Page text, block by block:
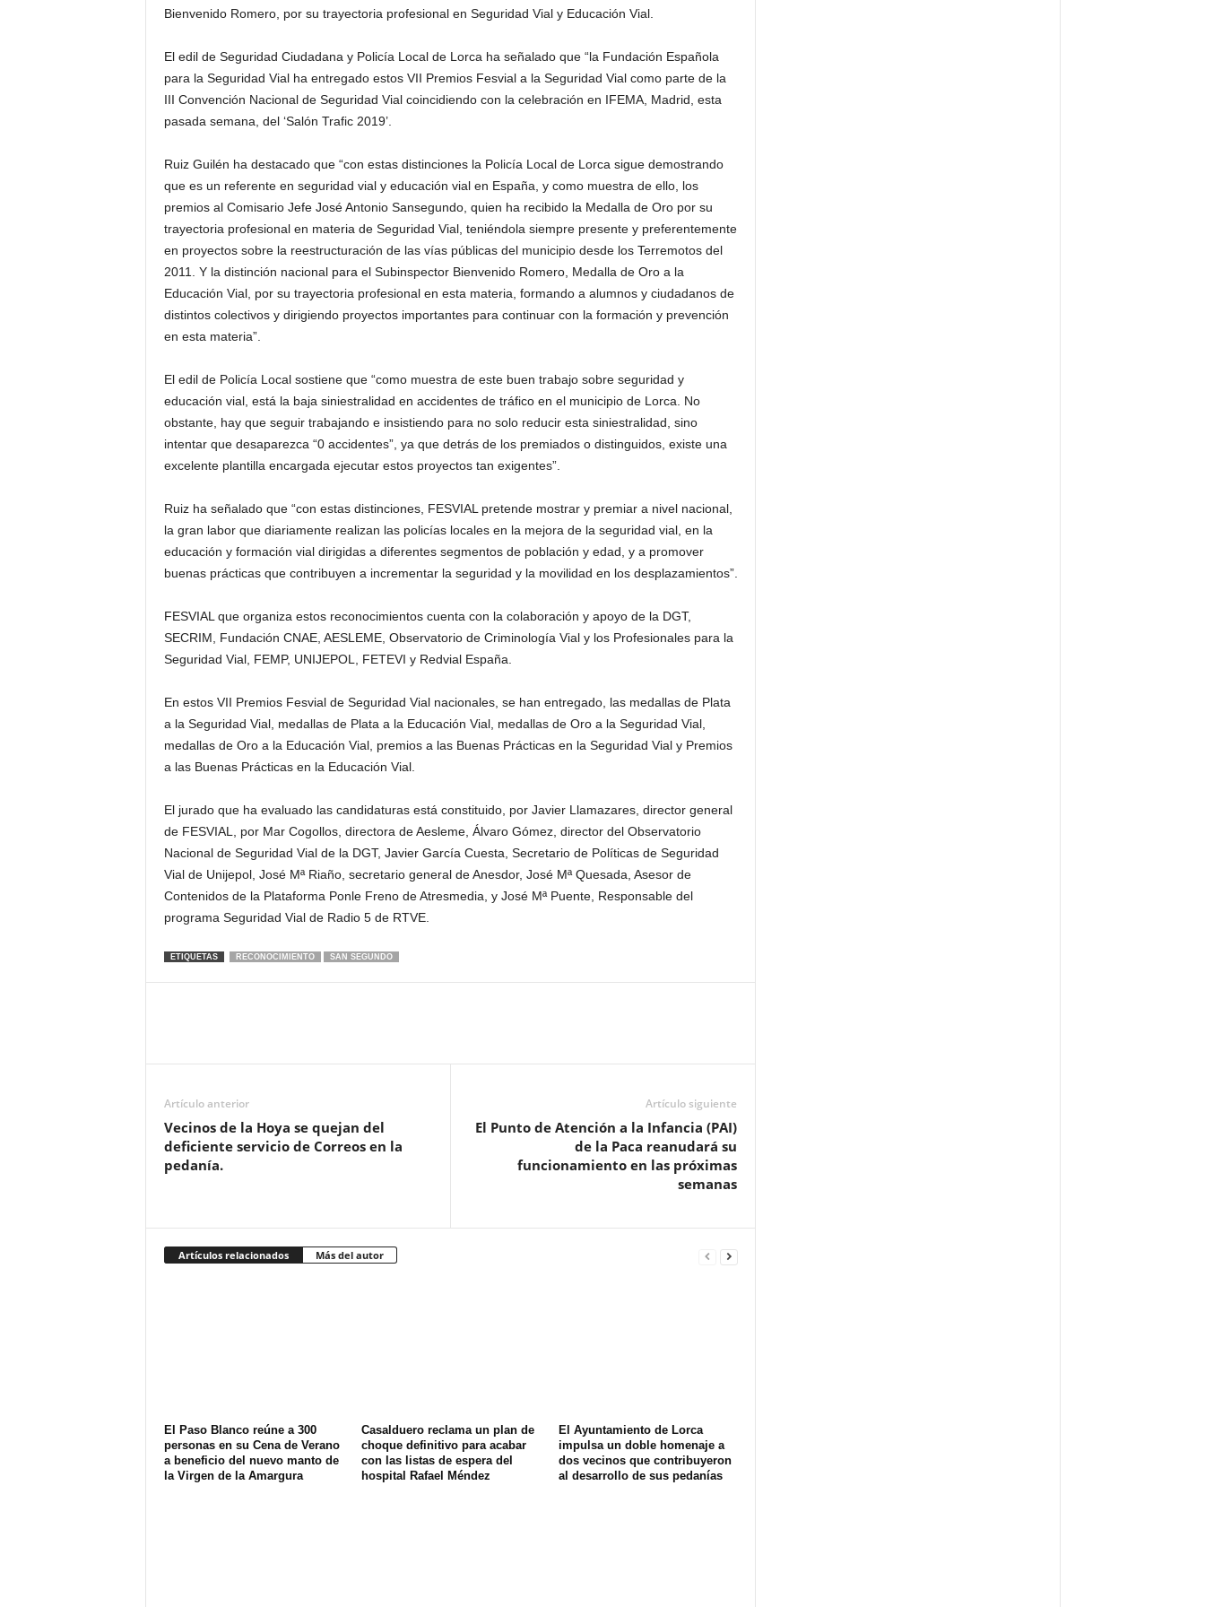
Bienvenido Romero, por su trayectoria profesional en Seguridad Vial y Educación Vial.
El edil de Seguridad Ciudadana y Policía Local de Lorca ha señalado que “la Fundación Española
para la Seguridad Vial ha entregado estos VII Premios Fesvial a la Seguridad Vial como parte de la
III Convención Nacional de Seguridad Vial coincidiendo con la celebración en IFEMA, Madrid, esta
pasada semana, del ‘Salón Trafic 2019’.
Ruiz Guilén ha destacado que “con estas distinciones la Policía Local de Lorca sigue demostrando
que es un referente en seguridad vial y educación vial en España, y como muestra de ello, los
premios al Comisario Jefe José Antonio Sansegundo, quien ha recibido la Medalla de Oro por su
trayectoria profesional en materia de Seguridad Vial, teniéndola siempre presente y preferentemente
en proyectos sobre la reestructuración de las vías públicas del municipio desde los Terremotos del
2011. Y la distinción nacional para el Subinspector Bienvenido Romero, Medalla de Oro a la
Educación Vial, por su trayectoria profesional en esta materia, formando a alumnos y ciudadanos de
distintos colectivos y dirigiendo proyectos importantes para continuar con la formación y prevención
en esta materia”.
El edil de Policía Local sostiene que “como muestra de este buen trabajo sobre seguridad y
educación vial, está la baja siniestralidad en accidentes de tráfico en el municipio de Lorca. No
obstante, hay que seguir trabajando e insistiendo para no solo reducir esta siniestralidad, sino
intentar que desaparezca “0 accidentes”, ya que detrás de los premiados o distinguidos, existe una
excelente plantilla encargada ejecutar estos proyectos tan exigentes”.
Ruiz ha señalado que “con estas distinciones, FESVIAL pretende mostrar y premiar a nivel nacional,
la gran labor que diariamente realizan las policías locales en la mejora de la seguridad vial, en la
educación y formación vial dirigidas a diferentes segmentos de población y edad, y a promover
buenas prácticas que contribuyen a incrementar la seguridad y la movilidad en los desplazamientos”.
FESVIAL que organiza estos reconocimientos cuenta con la colaboración y apoyo de la DGT,
SECRIM, Fundación CNAE, AESLEME, Observatorio de Criminología Vial y los Profesionales para la
Seguridad Vial, FEMP, UNIJEPOL, FETEVI y Redvial España.
En estos VII Premios Fesvial de Seguridad Vial nacionales, se han entregado, las medallas de Plata
a la Seguridad Vial, medallas de Plata a la Educación Vial, medallas de Oro a la Seguridad Vial,
medallas de Oro a la Educación Vial, premios a las Buenas Prácticas en la Seguridad Vial y Premios
a las Buenas Prácticas en la Educación Vial.
El jurado que ha evaluado las candidaturas está constituido, por Javier Llamazares, director general
de FESVIAL, por Mar Cogollos, directora de Aesleme, Álvaro Gómez, director del Observatorio
Nacional de Seguridad Vial de la DGT, Javier García Cuesta, Secretario de Políticas de Seguridad
Vial de Unijepol, José Mª Riaño, secretario general de Anesdor, José Mª Quesada, Asesor de
Contenidos de la Plataforma Ponle Freno de Atresmedia, y José Mª Puente, Responsable del
programa Seguridad Vial de Radio 5 de RTVE.
ETIQUETAS RECONOCIMIENTO SAN SEGUNDO
Artículo anterior
Vecinos de la Hoya se quejan del
deficiente servicio de Correos en la
pedanía.
Artículo siguiente
El Punto de Atención a la Infancia (PAI)
de la Paca reanudará su
funcionamiento en las próximas
semanas
Artículos relacionados Más del autor
El Paso Blanco reúne a 300
personas en su Cena de Verano
a beneficio del nuevo manto de
la Virgen de la Amargura
Casalduero reclama un plan de
choque definitivo para acabar
con las listas de espera del
hospital Rafael Méndez
El Ayuntamiento de Lorca
impulsa un doble homenaje a
dos vecinos que contribuyeron
al desarrollo de sus pedanías